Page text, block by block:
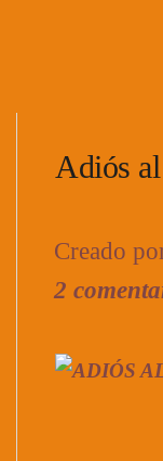
Adiós
Creado
2